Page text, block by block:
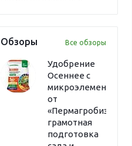
Обзоры Все обзоры
Удобрение
Осеннее с
микроэлементами
от
«Пермагробизнес»:
грамотная
подготовка